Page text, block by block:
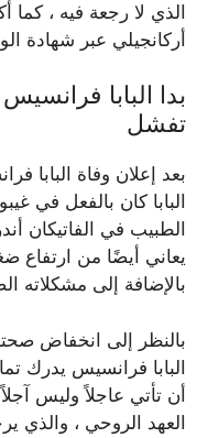
الذي لا رجعة فيه ، كما
أركانجيلي عبر شهادة
بدا البابا
تفشل
بعد إعلان وفاة البابا
البابا كان بالفعل في
الطبيب في الفاتيكان
يعاني أيضًا من
بالإضافة إلى مشكلاته
بالنظر إلى انخفاض
البابا فرانسيس يدرك
أن تأتي عاجلاً وليس
العهد الروحي ، والذي